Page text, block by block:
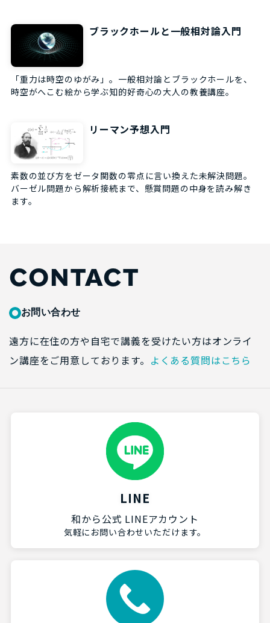
ブラックホールと一般相対論入門
「重力は時空のゆがみ」。一般相対論とブラックホールを、
時空がへこむ絵から学ぶ知的好奇心の大人の教養講座。
リーマン予想入門
素数の並び方をゼータ関数の零点に言い換えた未解決問題。
バーゼル問題から解析接続まで、懸賞問題の中身を読み解き
ます。
CONTACT
お問い合わせ
遠方に在住の方や自宅で講義を受けたい方はオンライ
ン講座をご用意しております。 よくある質問はこちら
LINE
和から公式 LINEアカウント
気軽にお問い合わせいただけます。